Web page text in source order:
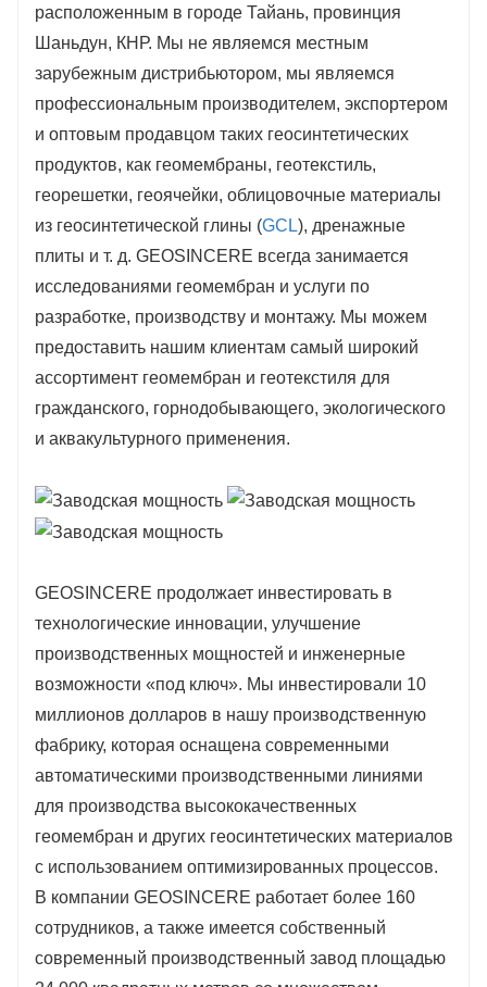
расположенным в городе Тайань, провинция
Шаньдун, КНР. Мы не являемся местным
зарубежным дистрибьютором, мы являемся
профессиональным производителем, экспортером
и оптовым продавцом таких геосинтетических
продуктов, как геомембраны, геотекстиль,
георешетки, геоячейки, облицовочные материалы
из геосинтетической глины (GCL), дренажные
плиты и т. д. GEOSINCERE всегда занимается
исследованиями геомембран и услуги по
разработке, производству и монтажу. Мы можем
предоставить нашим клиентам самый широкий
ассортимент геомембран и геотекстиля для
гражданского, горнодобывающего, экологического
и аквакультурного применения.
GEOSINCERE продолжает инвестировать в
технологические инновации, улучшение
производственных мощностей и инженерные
возможности «под ключ». Мы инвестировали 10
миллионов долларов в нашу производственную
фабрику, которая оснащена современными
автоматическими производственными линиями
для производства высококачественных
геомембран и других геосинтетических материалов
с использованием оптимизированных процессов.
В компании GEOSINCERE работает более 160
сотрудников, а также имеется собственный
современный производственный завод площадью